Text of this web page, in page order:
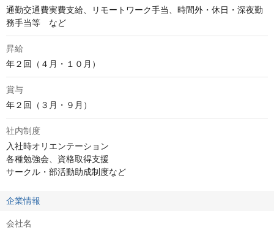
通勤交通費実費支給、リモートワーク手当、時間外・休日・深夜勤
務手当等　など
昇給
年２回（４月・１０月）
賞与
年２回（３月・９月）
社内制度
入社時オリエンテーション
各種勉強会、資格取得支援
サークル・部活動助成制度など
企業情報
会社名